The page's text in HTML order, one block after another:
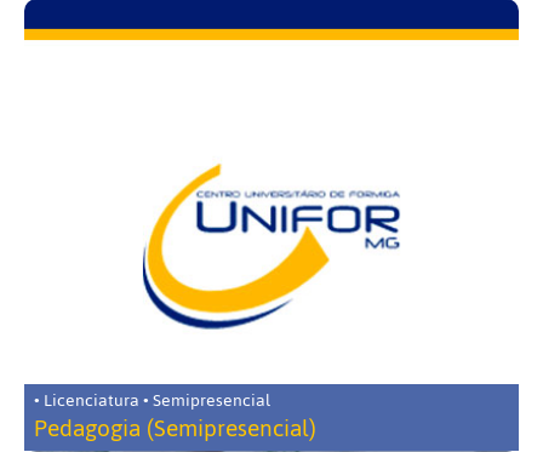
• Licenciatura • Semipresencial
Pedagogia (Semipresencial)